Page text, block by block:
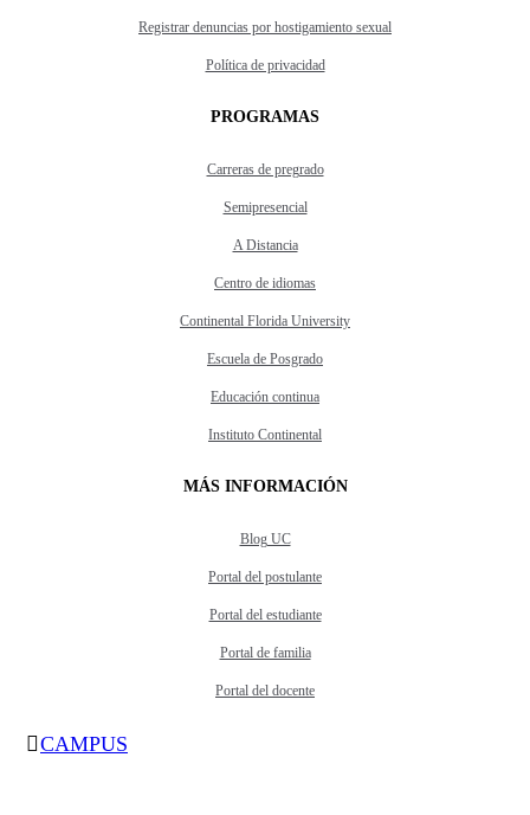
Registrar denuncias por hostigamiento sexual
Política de privacidad
PROGRAMAS
Carreras de pregrado
Semipresencial
A Distancia
Centro de idiomas
Continental Florida University
Escuela de Posgrado
Educación continua
Instituto Continental
MÁS INFORMACIÓN
Blog UC
Portal del postulante
Portal del estudiante
Portal de familia
Portal del docente
CAMPUS